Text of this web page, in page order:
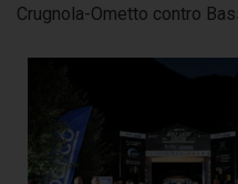
Crugnola-Ometto contro